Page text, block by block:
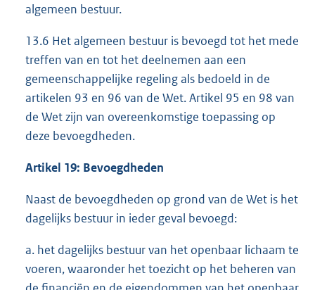
algemeen bestuur.
13.6 Het algemeen bestuur is bevoegd tot het mede
treffen van en tot het deelnemen aan een
gemeenschappelijke regeling als bedoeld in de
artikelen 93 en 96 van de Wet. Artikel 95 en 98 van
de Wet zijn van overeenkomstige toepassing op
deze bevoegdheden.
Artikel 19: Bevoegdheden
Naast de bevoegdheden op grond van de Wet is het
dagelijks bestuur in ieder geval bevoegd:
a. het dagelijks bestuur van het openbaar lichaam te
voeren, waaronder het toezicht op het beheren van